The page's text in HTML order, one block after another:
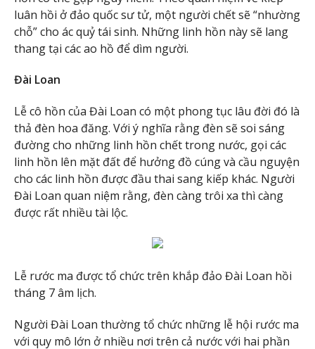
luân hồi ở đảo quốc sư tử, một người chết sẽ “nhường
chỗ” cho ác quỷ tái sinh. Những linh hồn này sẽ lang
thang tại các ao hồ để dìm người.
Đài Loan
Lễ cô hồn của Đài Loan có một phong tục lâu đời đó là
thả đèn hoa đăng. Với ý nghĩa rằng đèn sẽ soi sáng
đường cho những linh hồn chết trong nước, gọi các
linh hồn lên mặt đất để hưởng đồ cúng và cầu nguyện
cho các linh hồn được đầu thai sang kiếp khác. Người
Đài Loan quan niệm rằng, đèn càng trôi xa thì càng
được rất nhiều tài lộc.
Lễ rước ma được tổ chức trên khắp đảo Đài Loan hồi
tháng 7 âm lịch.
Người Đài Loan thường tổ chức những lễ hội rước ma
với quy mô lớn ở nhiều nơi trên cả nước với hai phần